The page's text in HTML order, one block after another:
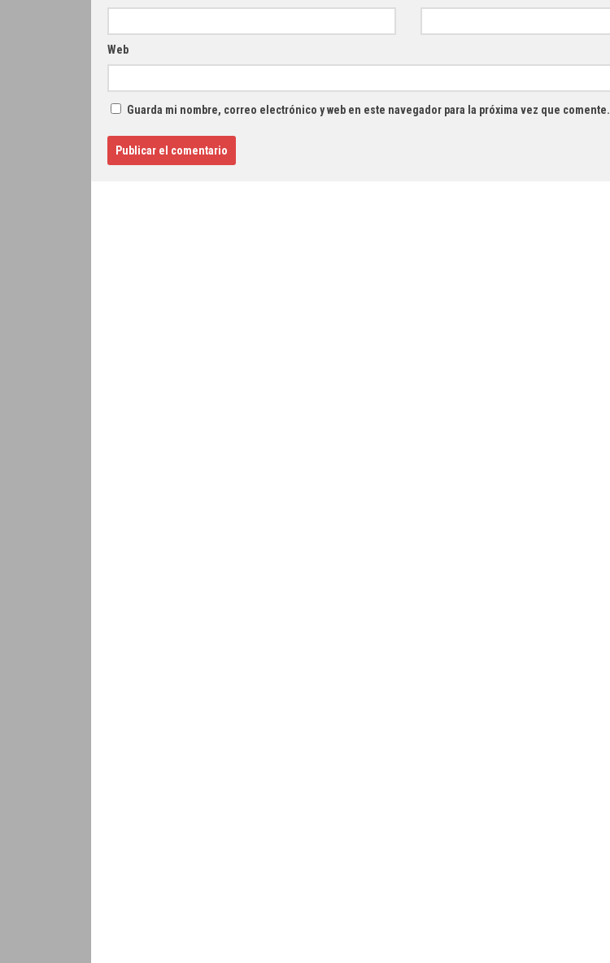
Web
Guarda mi nombre, correo electrónico y web en este navegador para la próxima vez que comente.